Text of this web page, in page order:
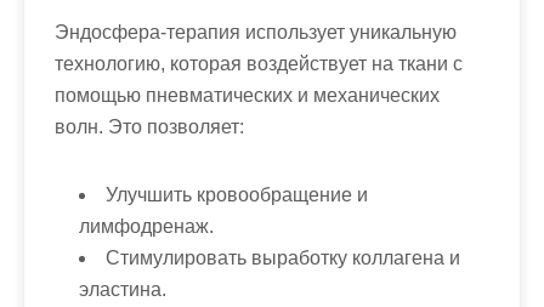
Эндосфера-терапия использует уникальную
технологию, которая воздействует на ткани с
помощью пневматических и механических
волн. Это позволяет:
Улучшить кровообращение и
лимфодренаж.
Стимулировать выработку коллагена и
эластина.